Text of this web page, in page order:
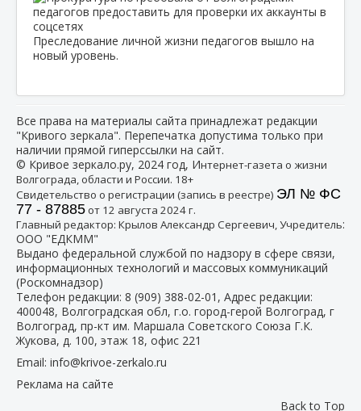
Преследование личной жизни педагогов вышло на
новый уровень.
Все права на материалы сайта принадлежат редакции
"Кривого зеркала". Перепечатка допустима только при
наличии прямой гиперссылки на сайт.
© Кривое зеркало.ру, 2024 год, Интернет-газета о жизни
Волгограда, области и России. 18+
Свидетельство о регистрации (запись в реестре) ЭЛ № ФС
77 - 87885от 12 августа 2024 г.
Главный редактор: Крылов Александр Сергеевич, Учредитель:
ООО "ЕДКММ"
Выдано федеральной службой по надзору в сфере связи,
информационных технологий и массовых коммуникаций
(Роскомнадзор)
Телефон редакции: 8 (909) 388-02-01 , Адрес редакции:
400048, Волгоградская обл, г.о. город-герой Волгоград, г
Волгоград, пр-кт им. Маршала Советского Союза Г.К.
Жукова, д. 100, этаж 18, офис 221
Email: info@krivoe-zerkalo.ru
Реклама на сайте
Back to Top